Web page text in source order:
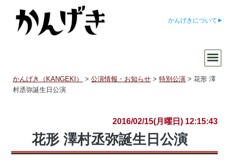
かんげきについて
かんげき（KANGEKI） >公演情報・お知らせ >特別公演 >花形 澤
村丞弥誕生日公演
2016/02/15(月曜日) 12:15:43
花形 澤村丞弥誕生日公演